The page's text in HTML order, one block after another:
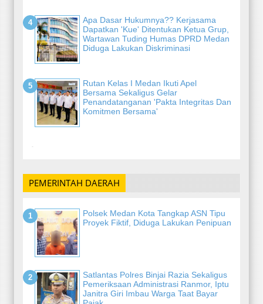
Apa Dasar Hukumnya?? Kerjasama
Dapatkan 'Kue' Ditentukan Ketua Grup,
Wartawan Tuding Humas DPRD Medan
Diduga Lakukan Diskriminasi
Rutan Kelas I Medan Ikuti Apel
Bersama Sekaligus Gelar
Penandatanganan 'Pakta Integritas Dan
Komitmen Bersama'
-
PEMERINTAH DAERAH
Polsek Medan Kota Tangkap ASN Tipu
Proyek Fiktif, Diduga Lakukan Penipuan
Satlantas Polres Binjai Razia Sekaligus
Pemeriksaan Administrasi Ranmor, Iptu
Janitra Giri Imbau Warga Taat Bayar